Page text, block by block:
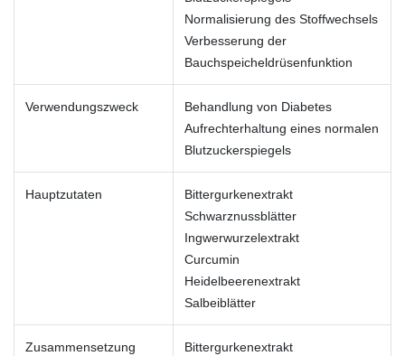
Normalisierung des Stoffwechsels
Verbesserung der
Bauchspeicheldrüsenfunktion
Verwendungszweck
Behandlung von Diabetes
Aufrechterhaltung eines normalen
Blutzuckerspiegels
Hauptzutaten
Bittergurkenextrakt
Schwarznussblätter
Ingwerwurzelextrakt
Curcumin
Heidelbeerenextrakt
Salbeiblätter
Zusammensetzung
Bittergurkenextrakt